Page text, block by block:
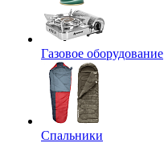
Газовое оборудование
Спальники